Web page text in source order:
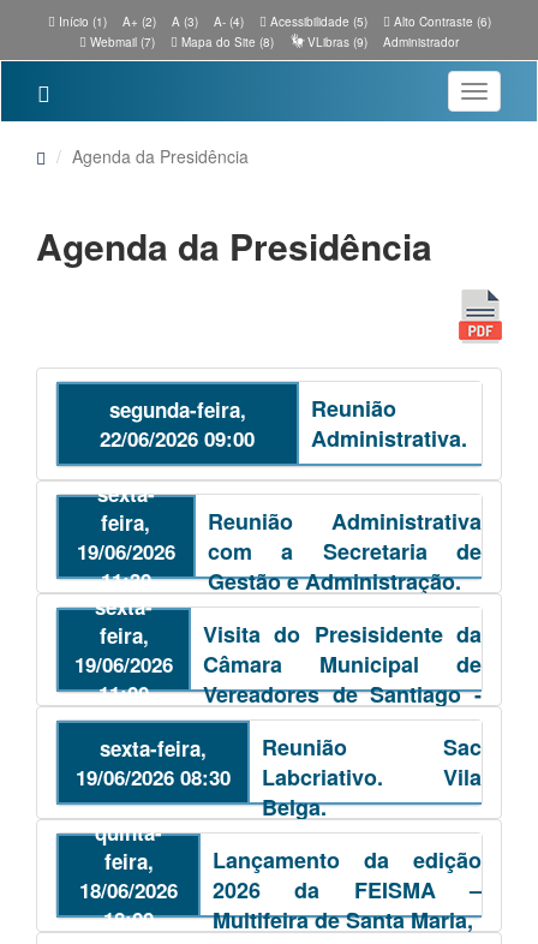
Início (1) A+ (2) A (3) A- (4) Acessibilidade (5)
Alto Contraste (6)
Webmail (7)
Mapa do Site (8) VLibras (9) Administrador
Toggle
Agenda da Presidência
Agenda da Presidência
segunda-feira,
22/06/2026 09:00
Reunião
Administrativa.
sexta-
feira,
19/06/2026
11:30
Reunião Administrativa
com a Secretaria de
Gestão e Administração.
sexta-
feira,
19/06/2026
11:00
Visita do Presisidente da
Câmara Municipal de
Vereadores de Santiago -
RS. Vereador Éldrio
Machado Flores .
sexta-feira,
19/06/2026 08:30
Reunião Sac
Labcriativo. Vila
Belga.
quinta-
feira,
18/06/2026
18:00
Lançamento da edição
2026 da FEISMA –
Multifeira de Santa Maria,